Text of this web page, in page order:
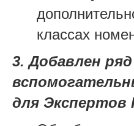
классах
3. Добавлен ряд
для Экспертов